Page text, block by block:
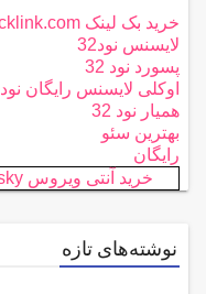
خرید بک لینک behtarinbacklink.com
لایسنس نود32
پسورد نود 32
اوکلی لایسنس رایگان نود 32
همیار نود 32
بهترین سئو
رایگان
خرید آنتی ویروس Kaspersky
نوشته‌های تازه